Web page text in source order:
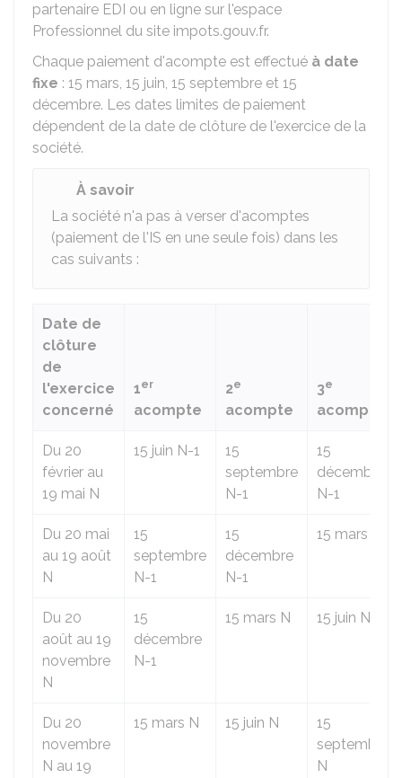
partenaire EDI ou en ligne sur l'espace
Professionnel du site impots.gouv.fr.
Chaque paiement d'acompte est effectué à date
fixe : 15 mars, 15 juin, 15 septembre et 15
décembre. Les dates limites de paiement
dépendent de la date de clôture de l'exercice de la
société.
À savoir
La société n'a pas à verser d'acomptes
(paiement de l'IS en une seule fois) dans les
cas suivants :
Date de
clôture
de
l'exercice
concerné
1er
acompte
2e
acompte
3e
acompte
Du 20
février au
19 mai N
15 juin N-1
15
septembre
N-1
15
décembre
N-1
Du 20 mai
au 19 août
N
15
septembre
N-1
15
décembre
N-1
15 mars N
Du 20
août au 19
novembre
N
15
décembre
N-1
15 mars N 15 juin N
Du 20
novembre
N au 19
15 mars N 15 juin N
15
septembre
N